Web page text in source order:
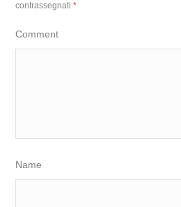
contrassegnati*
Comment
Name